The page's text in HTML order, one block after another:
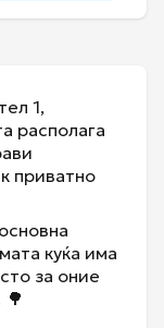
1,
располага
приватно
куќа има
за оние